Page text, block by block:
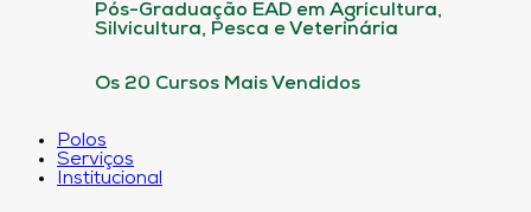
Pós-Graduação EAD em Agricultura,
Silvicultura, Pesca e Veterinária
Os 20 Cursos Mais Vendidos
Polos
Serviços
Institucional